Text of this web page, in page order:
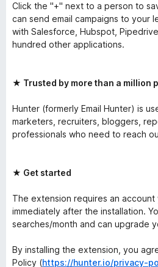
Click the "+" next to a person to
can send email campaigns to your
with Salesforce, Hubspot,
hundred other applications.
★ Trusted by more than a million
Hunter (formerly Email Hunter) is
marketers, recruiters, bloggers,
professionals who need to reach
★ Get started
The extension requires an
immediately after the installation.
searches/month and can upgrade
By installing the extension, you
Policy (https://hunter.io/privacy-